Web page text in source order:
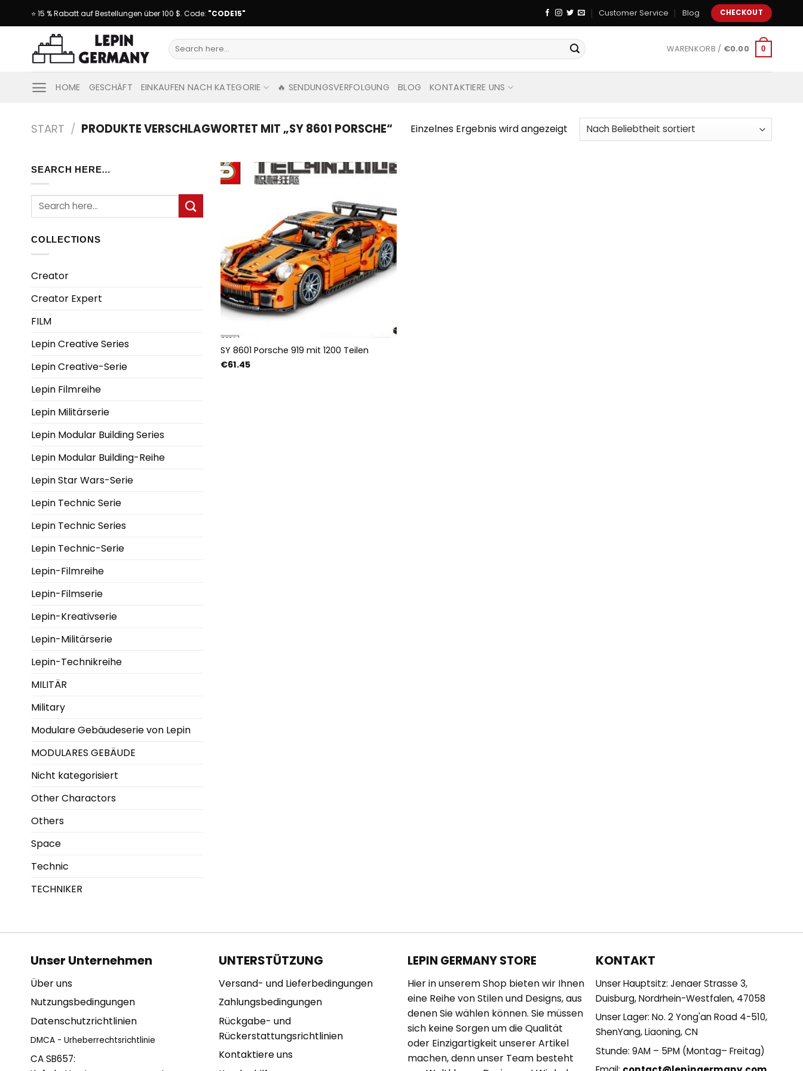
⭐ 15 % Rabatt auf Bestellungen über 100 $. Code: "CODE15" Customer Service Blog CHECKOUT
Suche
nach:
WARENKORB / €0.00 0
HOME GESCHÄFT EINKAUFEN NACH KATEGORIE 🔥 SENDUNGSVERFOLGUNG BLOG KONTAKTIERE UNS
START / PRODUKTE VERSCHLAGWORTET MIT „SY 8601 PORSCHE“ Einzelnes Ergebnis wird angezeigt
SEARCH HERE…
Suche
nach:
COLLECTIONS
Creator
Creator Expert
FILM
Lepin Creative Series
Lepin Creative-Serie
Lepin Filmreihe
Lepin Militärserie
Lepin Modular Building Series
Lepin Modular Building-Reihe
Lepin Star Wars-Serie
Lepin Technic Serie
Lepin Technic Series
Lepin Technic-Serie
Lepin-Filmreihe
Lepin-Filmserie
Lepin-Kreativserie
Lepin-Militärserie
Lepin-Technikreihe
MILITÄR
Military
Modulare Gebäudeserie von Lepin
MODULARES GEBÄUDE
Nicht kategorisiert
Other Charactors
Others
Space
Technic
TECHNIKER
SY 8601 Porsche 919 mit 1200 Teilen
€61.45
Unser Unternehmen
Über uns
Nutzungsbedingungen
Datenschutzrichtlinien
DMCA - Urheberrechtsrichtlinie
CA SB657:
UNTERSTÜTZUNG
Versand- und Lieferbedingungen
Zahlungsbedingungen
Rückgabe- und
Rückerstattungsrichtlinien
Kontaktiere uns
LEPIN GERMANY STORE
Hier in unserem Shop bieten wir Ihnen
eine Reihe von Stilen und Designs, aus
denen Sie wählen können. Sie müssen
sich keine Sorgen um die Qualität
oder Einzigartigkeit unserer Artikel
machen, denn unser Team besteht
KONTAKT
Unser Hauptsitz: Jenaer Strasse 3,
Duisburg, Nordrhein-Westfalen, 47058
Unser Lager: No. 2 Yong'an Road 4-510,
ShenYang, Liaoning, CN
Stunde: 9AM – 5PM (Montag– Freitag)